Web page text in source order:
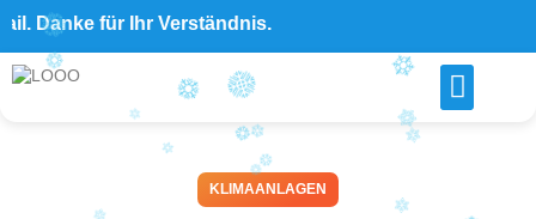
für Ihr Verständnis.
KLIMAANLAGEN